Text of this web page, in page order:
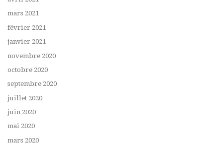
mars 2021
février 2021
janvier 2021
novembre 2020
octobre 2020
septembre 2020
juillet 2020
juin 2020
mai 2020
mars 2020